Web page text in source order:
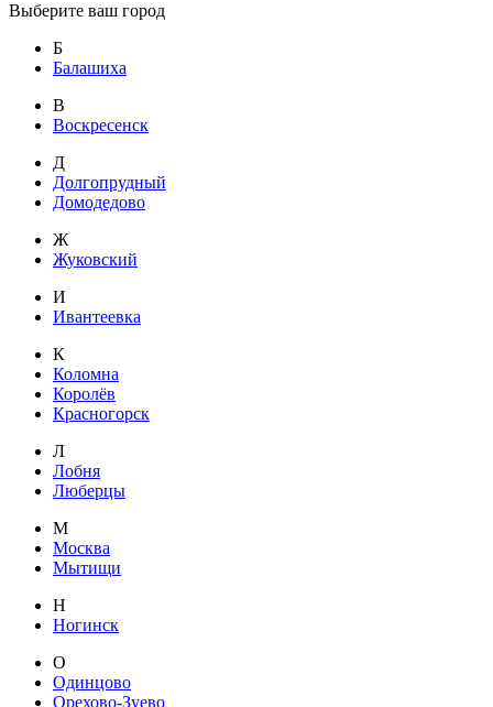
Выберите ваш город
Б
Балашиха
В
Воскресенск
Д
Долгопрудный
Домодедово
Ж
Жуковский
И
Ивантеевка
К
Коломна
Королёв
Красногорск
Л
Лобня
Люберцы
М
Москва
Мытищи
Н
Ногинск
О
Одинцово
Орехово-Зуево